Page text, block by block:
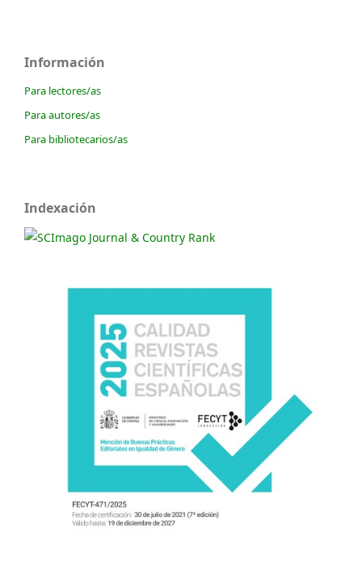
Información
Para lectores/as
Para autores/as
Para bibliotecarios/as
Indexación